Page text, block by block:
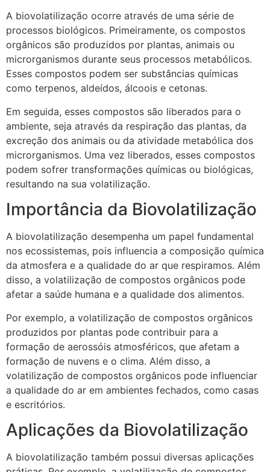
A biovolatilização ocorre através de uma série de
processos biológicos. Primeiramente, os compostos
orgânicos são produzidos por plantas, animais ou
microrganismos durante seus processos metabólicos.
Esses compostos podem ser substâncias químicas
como terpenos, aldeídos, álcoois e cetonas.
Em seguida, esses compostos são liberados para o
ambiente, seja através da respiração das plantas, da
excreção dos animais ou da atividade metabólica dos
microrganismos. Uma vez liberados, esses compostos
podem sofrer transformações químicas ou biológicas,
resultando na sua volatilização.
Importância da Biovolatilização
A biovolatilização desempenha um papel fundamental
nos ecossistemas, pois influencia a composição química
da atmosfera e a qualidade do ar que respiramos. Além
disso, a volatilização de compostos orgânicos pode
afetar a saúde humana e a qualidade dos alimentos.
Por exemplo, a volatilização de compostos orgânicos
produzidos por plantas pode contribuir para a
formação de aerossóis atmosféricos, que afetam a
formação de nuvens e o clima. Além disso, a
volatilização de compostos orgânicos pode influenciar
a qualidade do ar em ambientes fechados, como casas
e escritórios.
Aplicações da Biovolatilização
A biovolatilização também possui diversas aplicações